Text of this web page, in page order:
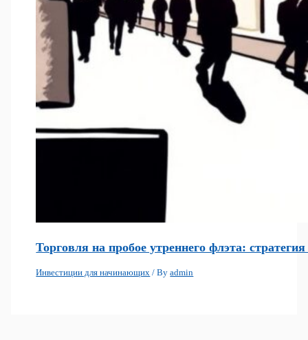
Торговля на пробое утреннего флэта:
Инвестиции для начинающих / Byadmin